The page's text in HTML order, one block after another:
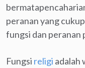
peranan yang
fungsi dan peranan
Fungsi religi adalah